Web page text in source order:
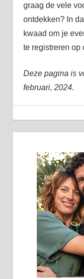
graag de vele
ontdekken? In
kwaad om je
te registreren op
Deze pagina is
februari, 2024.
11 augustus,
admin
Algemeen